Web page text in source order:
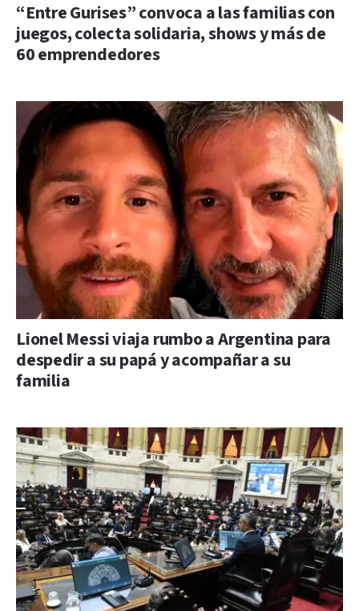
“Entre Gurises” convoca a las familias con
juegos, colecta solidaria, shows y más de
60 emprendedores
Lionel Messi viaja rumbo a Argentina para
despedir a su papá y acompañar a su
familia